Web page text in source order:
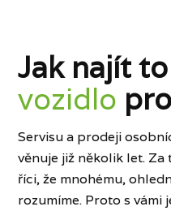
Jak najít to
vozidlo
Servisu a prodeji
věnuje již několik let.
říci, že mnohému,
rozumíme. Proto s vámi